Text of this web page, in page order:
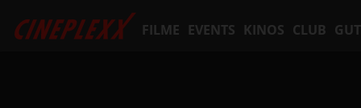
FILME EVENTS KINOS CLUB